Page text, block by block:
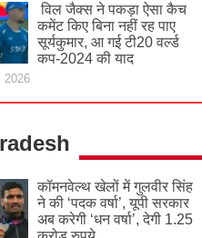
विल जैक्स ने पकड़ा ऐसा कैच
कमेंट किए बिना नहीं रह पाए
सूर्यकुमार, आ गई टी20 वर्ल्ड
कप-2024 की याद
2026
कॉमनवेल्थ खेलों में गुलवीर सिंह
ने की ‘पदक वर्षा’, यूपी सरकार
अब करेगी ‘धन वर्षा’, देगी 1.25